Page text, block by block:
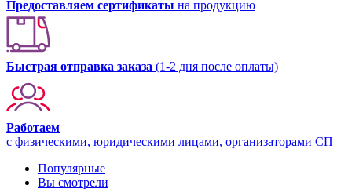
Предоставляем сертификаты на продукцию
Быстрая отправка заказа (1-2 дня после оплаты)
Работаем
с физическими, юридическими лицами, организаторами СП
Популярные
Вы смотрели